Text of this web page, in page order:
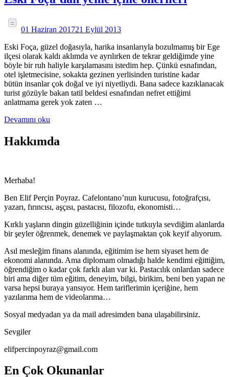
01 Haziran 201721 Eylül 2013
Eski Foça, güzel doğasıyla, harika insanlarıyla bozulmamış bir Ege
ilçesi olarak kaldı aklımda ve ayrılırken de tekrar geldiğimde yine
böyle bir ruh haliyle karşılamasını istedim hep. Çünkü esnafından,
otel işletmecisine, sokakta gezinen yerlisinden turistine kadar
bütün insanlar çok doğal ve iyi niyetliydi. Bana sadece kazıklanacak
turist gözüyle bakan tatil beldesi esnafından nefret ettiğimi
anlatmama gerek yok zaten …
Devamını oku
Hakkımda
Merhaba!
Ben Elif Perçin Poyraz. Cafelontano’nun kurucusu, fotoğrafçısı,
yazarı, fırıncısı, aşçısı, pastacısı, filozofu, ekonomisti…
Kırklı yaşların dingin güzelliğinin içinde tutkuyla sevdiğim alanlarda
bir şeyler öğrenmek, denemek ve paylaşmaktan çok keyif alıyorum.
Asıl mesleğim finans alanında, eğitimim ise hem siyaset hem de
ekonomi alanında. Ama diplomam olmadığı halde kendimi eğittiğim,
öğrendiğim o kadar çok farklı alan var ki. Pastacılık onlardan sadece
biri ama diğer tüm eğitim, deneyim, bilgi, birikim, beni ben yapan ne
varsa hepsi buraya yansıyor. Hem tariflerimin içeriğine, hem
yazılarıma hem de videolarıma…
Sosyal medyadan ya da mail adresimden bana ulaşabilirsiniz.
Sevgiler
elifpercinpoyraz@gmail.com
En Çok Okunanlar